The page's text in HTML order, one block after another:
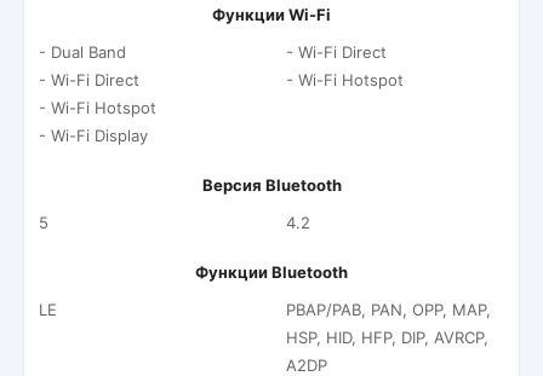
Функции Wi-Fi
- Dual Band
- Wi-Fi Direct
- Wi-Fi Hotspot
- Wi-Fi Display
- Wi-Fi Direct
- Wi-Fi Hotspot
Версия Bluetooth
5
4.2
Функции Bluetooth
LE
PBAP/PAB, PAN, OPP, MAP,
HSP, HID, HFP, DIP, AVRCP,
A2DP